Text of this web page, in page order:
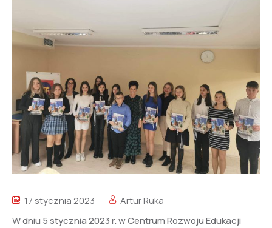
17 stycznia 2023
Artur Ruka
W dniu 5 stycznia 2023 r. w Centrum Rozwoju Edukacji